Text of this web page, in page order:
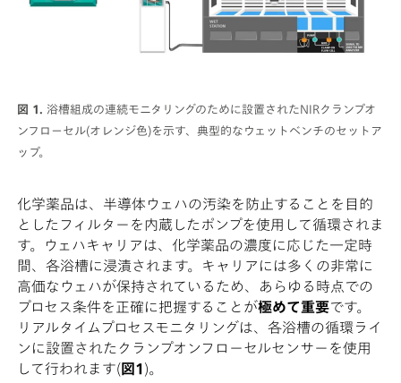
図 1.
浴槽組成の連続モニタリングのために設置されたNIRクランプオ
ンフローセル(オレンジ色)を示す、典型的なウェットベンチのセットア
ップ。
化学薬品は、半導体ウェハの汚染を防止することを目的
としたフィルターを内蔵したポンプを使用して循環されま
す。ウェハキャリアは、化学薬品の濃度に応じた一定時
間、各浴槽に浸漬されます。キャリアには多くの非常に
高価なウェハが保持されているため、あらゆる時点での
プロセス条件を正確に把握することが極めて重要です。
リアルタイムプロセスモニタリングは、各浴槽の循環ライ
ンに設置されたクランプオンフローセルセンサーを使用
して行われます(図1)。